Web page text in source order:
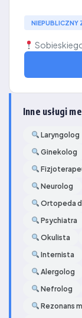
NIEPUBLICZNY
Inne usługi
Laryngolog
Ginekolog
Neurolog
Ortopeda
Psychiatra
Okulista
Internista
Alergolog
Nefrolog
Rezonans